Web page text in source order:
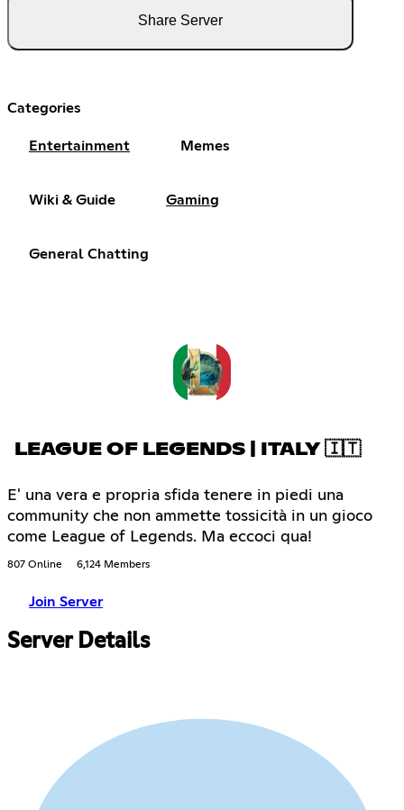
Share Server
Categories
Entertainment Memes
Wiki & Guide Gaming
General Chatting
LEAGUE OF LEGENDS | ITALY 🇮🇹
E' una vera e propria sfida tenere in piedi una
community che non ammette tossicità in un gioco
come League of Legends. Ma eccoci qua!
807 Online 6,124 Members
Join Server
Server Details